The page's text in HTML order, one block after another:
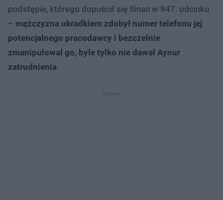
podstępie, którego dopuścił się Sinan w 947. odcinku
– mężczyzna ukradkiem zdobył numer telefonu jej
potencjalnego pracodawcy i bezczelnie
zmanipulował go, byle tylko nie dawał Aynur
zatrudnienia.